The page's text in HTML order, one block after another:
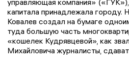
капитала принадлежала
Ковалев создал на бумаге
туда большую часть
«кошелек Кудрявцевой», как
Михайловича журналисты,